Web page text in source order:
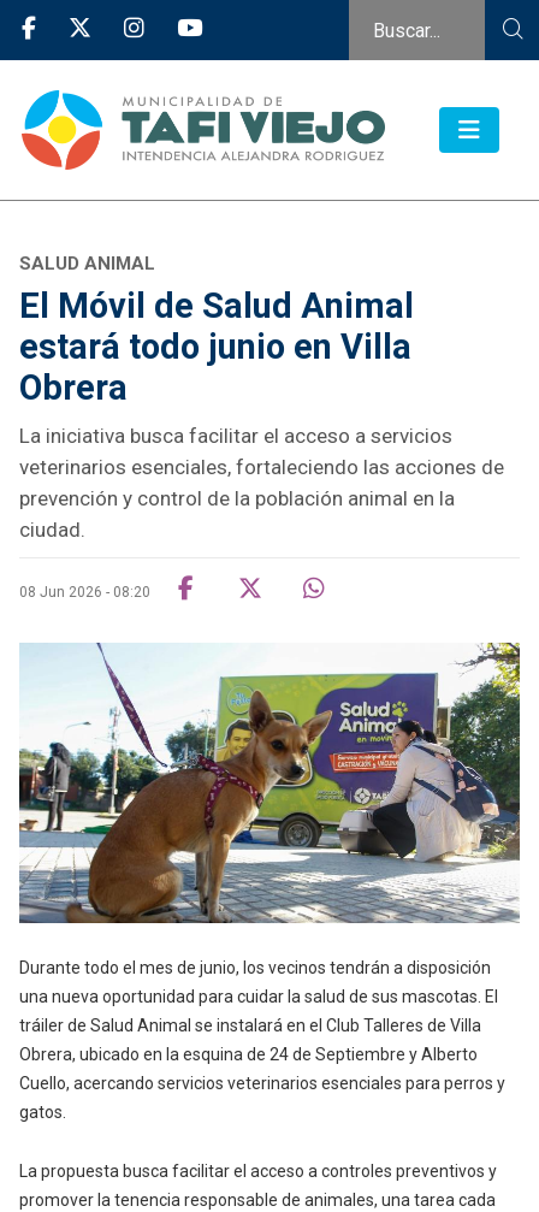
SALUD ANIMAL
El Móvil de Salud Animal
estará todo junio en Villa
Obrera
La iniciativa busca facilitar el acceso a servicios
veterinarios esenciales, fortaleciendo las acciones de
prevención y control de la población animal en la
ciudad.
08 Jun 2026 - 08:20
Durante todo el mes de junio, los vecinos tendrán a disposición
una nueva oportunidad para cuidar la salud de sus mascotas. El
tráiler de Salud Animal se instalará en el Club Talleres de Villa
Obrera, ubicado en la esquina de 24 de Septiembre y Alberto
Cuello, acercando servicios veterinarios esenciales para perros y
gatos.
La propuesta busca facilitar el acceso a controles preventivos y
promover la tenencia responsable de animales, una tarea cada